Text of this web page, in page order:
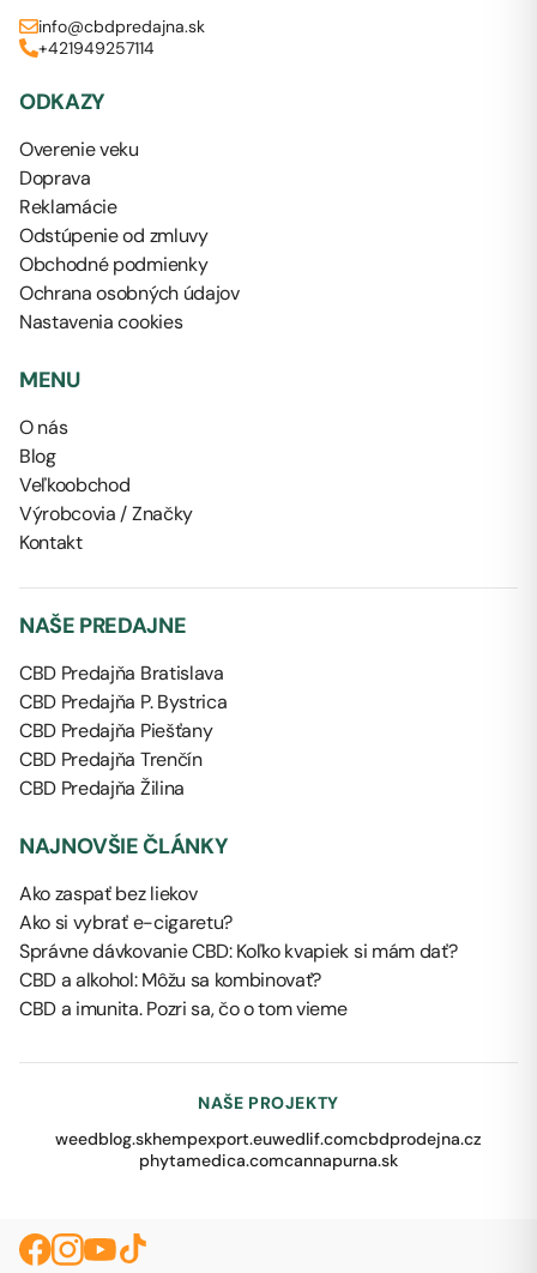
info@cbdpredajna.sk
+421949257114
ODKAZY
Overenie veku
Doprava
Reklamácie
Odstúpenie od zmluvy
Obchodné podmienky
Ochrana osobných údajov
Nastavenia cookies
MENU
O nás
Blog
Veľkoobchod
Výrobcovia / Značky
Kontakt
NAŠE PREDAJNE
CBD Predajňa Bratislava
CBD Predajňa P. Bystrica
CBD Predajňa Piešťany
CBD Predajňa Trenčín
CBD Predajňa Žilina
NAJNOVŠIE ČLÁNKY
Ako zaspať bez liekov
Ako si vybrať e-cigaretu?
Správne dávkovanie CBD: Koľko kvapiek si mám dať?
CBD a alkohol: Môžu sa kombinovať?
CBD a imunita. Pozri sa, čo o tom vieme
NAŠE PROJEKTY
weedblog.skhempexport.euwedlif.comcbdprodejna.cz
phytamedica.comcannapurna.sk